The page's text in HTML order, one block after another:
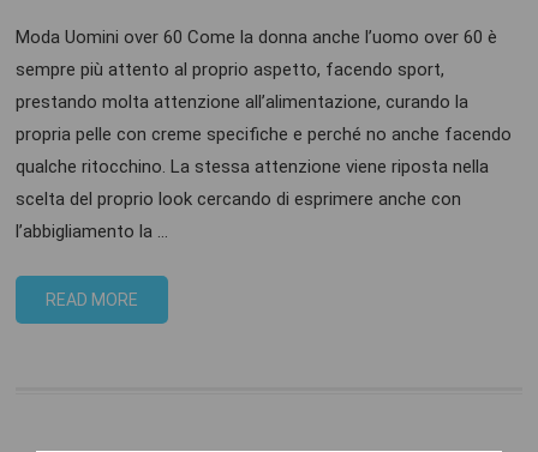
Moda Uomini over 60 Come la donna anche l’uomo over 60 è
sempre più attento al proprio aspetto, facendo sport,
prestando molta attenzione all’alimentazione, curando la
propria pelle con creme specifiche e perché no anche facendo
qualche ritocchino. La stessa attenzione viene riposta nella
scelta del proprio look cercando di esprimere anche con
l’abbigliamento la …
READ MORE